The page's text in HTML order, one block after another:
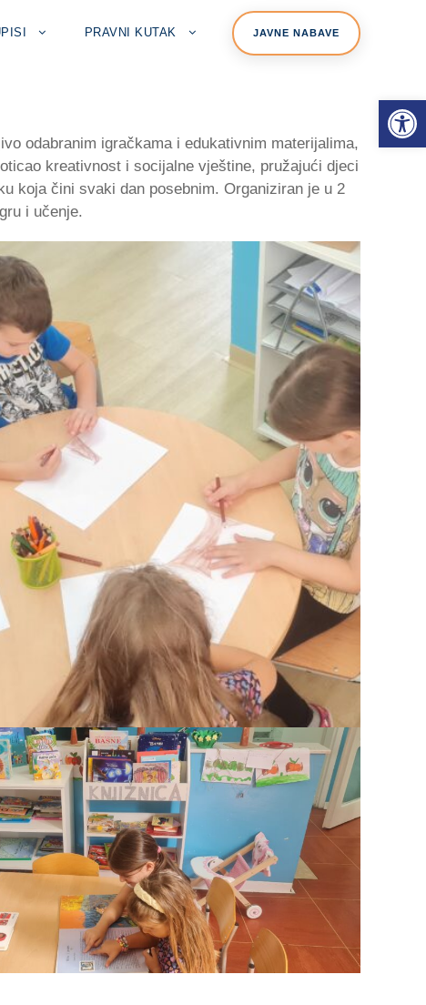
Open toolbar
PRAVNI KUTAK JAVNE NABAVE
odabranim igračkama i edukativnim materijalima,
kreativnost i socijalne vještine, pružajući djeci
koja čini svaki dan posebnim. Organiziran je u 2
i učenje.